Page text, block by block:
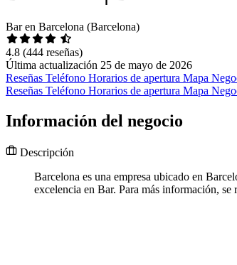
Bar en Barcelona (Barcelona)
4.8 (444 reseñas)
Última actualización 25 de mayo de 2026
Reseñas Teléfono Horarios de apertura Mapa
Reseñas Teléfono Horarios de apertura Mapa
Información del negocio
Descripción
Barcelona es una empresa ubicado en
excelencia en Bar. Para más información,